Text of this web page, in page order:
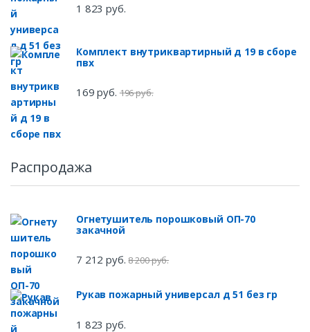
1 823 руб.
Комплект внутриквартирный д 19 в сборе
пвх
169 руб. 196 руб.
Распродажа
Огнетушитель порошковый ОП-70
закачной
7 212 руб. 8 200 руб.
Рукав пожарный универсал д 51 без гр
1 823 руб.